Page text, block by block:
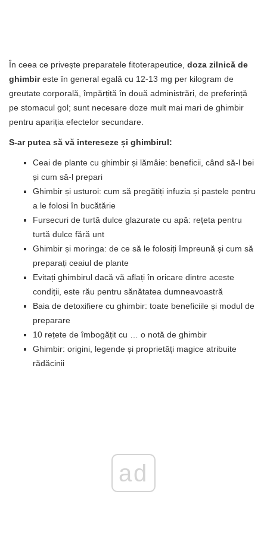
În ceea ce privește preparatele fitoterapeutice, doza zilnică de
ghimbireste în general egală cu 12-13 mg per kilogram de
greutate corporală, împărțită în două administrări, de preferință
pe stomacul gol; sunt necesare doze mult mai mari de ghimbir
pentru apariția efectelor secundare.
S-ar putea să vă intereseze și ghimbirul:
Ceai de plante cu ghimbir și lămâie: beneficii, când să-l bei
și cum să-l prepari
Ghimbir și usturoi: cum să pregătiți infuzia și pastele pentru
a le folosi în bucătărie
Fursecuri de turtă dulce glazurate cu apă: rețeta pentru
turtă dulce fără unt
Ghimbir și moringa: de ce să le folosiți împreună și cum să
preparați ceaiul de plante
Evitați ghimbirul dacă vă aflați în oricare dintre aceste
condiții, este rău pentru sănătatea dumneavoastră
Baia de detoxifiere cu ghimbir: toate beneficiile și modul de
preparare
10 rețete de îmbogățit cu … o notă de ghimbir
Ghimbir: origini, legende și proprietăți magice atribuite
rădăcinii
ad